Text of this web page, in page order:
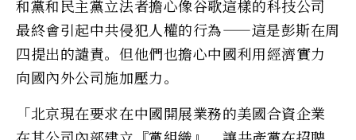
和黨和民主黨立法者擔心像谷歌這樣的科技公司
最終會引起中共侵犯人權的行為——這是彭斯在周
四提出的譴責。但他們也擔心中國利用經濟實力
向國內外公司施加壓力。
「北京現在要求在中國開展業務的美國合資企業